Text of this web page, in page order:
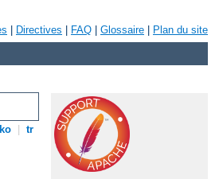
Directives FAQ Glossaire Plan du site
ko tr